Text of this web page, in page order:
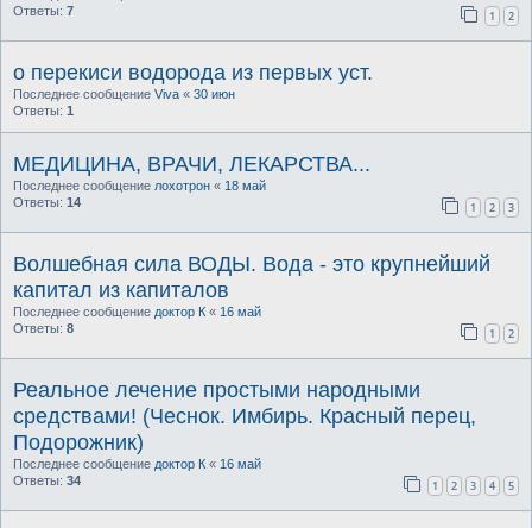
Ответы: 7 1 2
о перекиси водорода из первых уст.
Последнее сообщение Viva « 30 июн
Ответы: 1
МЕДИЦИНА, ВРАЧИ, ЛЕКАРСТВА...
Последнее сообщение лохотрон « 18 май
Ответы: 14 1 2 3
Волшебная сила ВОДЫ. Вода - это крупнейший
капитал из капиталов
Последнее сообщение доктор К « 16 май
Ответы: 8 1 2
Реальное лечение простыми народными
средствами! (Чеснок. Имбирь. Красный перец,
Подорожник)
Последнее сообщение доктор К « 16 май
Ответы: 34 1 2 3 4 5